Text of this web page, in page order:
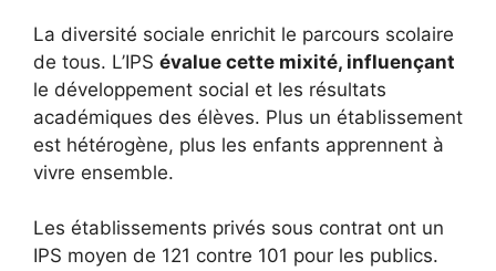
La diversité sociale enrichit le parcours scolaire
de tous. L’IPS évalue cette mixité, influençant
le développement social et les résultats
académiques des élèves. Plus un établissement
est hétérogène, plus les enfants apprennent à
vivre ensemble.
Les établissements privés sous contrat ont un
IPS moyen de 121 contre 101 pour les publics.